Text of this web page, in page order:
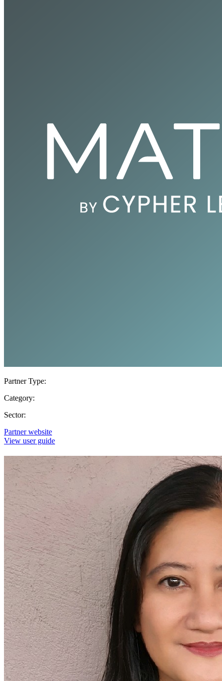
Partner Type:
Category:
Sector:
Partner website
View user guide